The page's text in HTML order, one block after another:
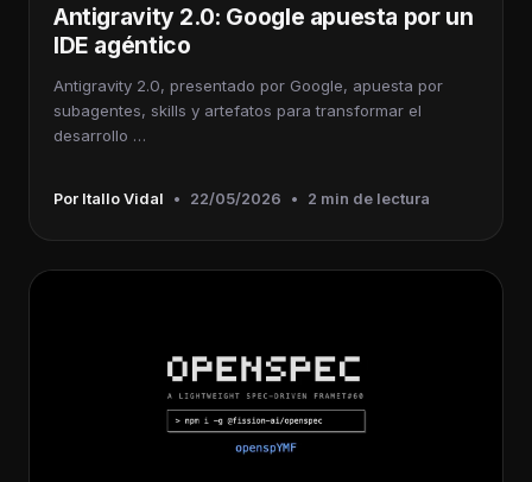
Antigravity 2.0: Google apuesta por un
IDE agéntico
Antigravity 2.0, presentado por Google, apuesta por
subagentes, skills y artefatos para transformar el
desarrollo …
Por Itallo Vidal • 22/05/2026 • 2 min de lectura